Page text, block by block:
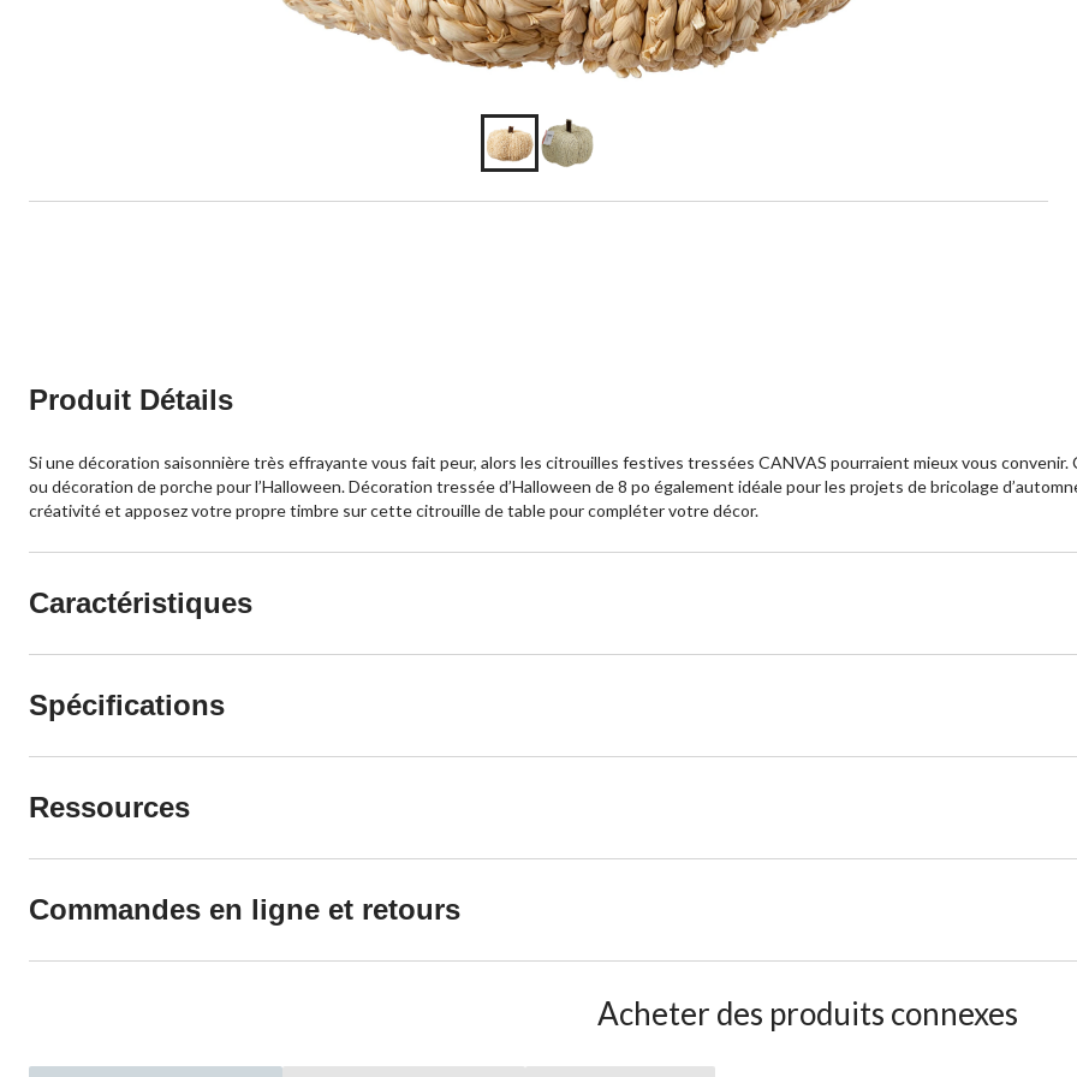
Produit Détails
Si une décoration saisonnière très effrayante vous fait peur, alors les citrouilles festives tressées CANVAS pourraient mieux vous
ou décoration de porche pour l’Halloween. Décoration tressée d’Halloween de 8 po également idéale pour les projets de bricolage
créativité et apposez votre propre timbre sur cette citrouille de table pour compléter votre décor.
Caractéristiques
Spécifications
Ressources
Commandes en ligne et retours
Acheter des produits connexes